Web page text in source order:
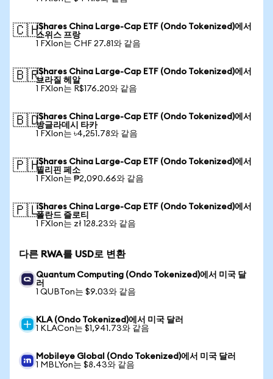
🇨🇭iShares China Large-Cap ETF (Ondo Tokenized)에서
스위스 프랑
1 FXIon는 CHF 27.81와 같음
🇧🇷iShares China Large-Cap ETF (Ondo Tokenized)에서
브라질 헤알
1 FXIon는 R$176.20와 같음
🇧🇩iShares China Large-Cap ETF (Ondo Tokenized)에서
방글라데시 타카
1 FXIon는 ৳4,251.78와 같음
🇵🇭iShares China Large-Cap ETF (Ondo Tokenized)에서
필리핀 페소
1 FXIon는 ₱2,090.66와 같음
🇵🇱iShares China Large-Cap ETF (Ondo Tokenized)에서
폴란드 즐로티
1 FXIon는 zł 128.23와 같음
다른 RWA를 USD로 변환
Quantum Computing (Ondo Tokenized)에서 미국 달
러
1 QUBTon는 $9.03와 같음
KLA (Ondo Tokenized)에서 미국 달러
1 KLACon는 $1,941.73와 같음
Mobileye Global (Ondo Tokenized)에서 미국 달러
1 MBLYon는 $8.43와 같음